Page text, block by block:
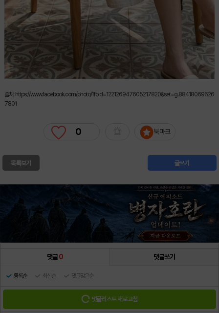
출처: https://www.facebook.com/photo/?fbid=122126947605217820&set=g.88418069626
7801
0 북마크
목록보기 글쓰기
댓글0 댓글쓰기
등록순 최신순 댓글많은순
댓글리스트 새로고침